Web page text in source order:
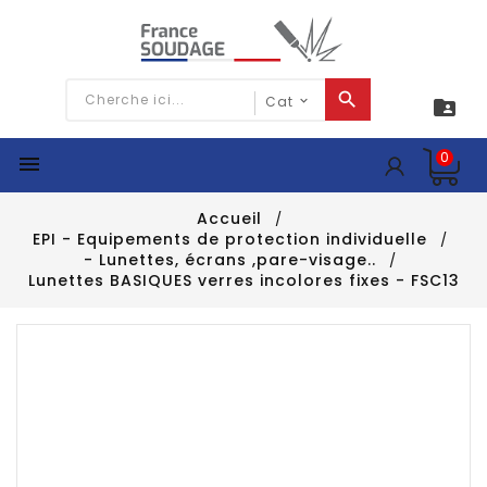

 0
Accueil
EPI - Equipements de protection individuelle
- Lunettes, écrans ,pare-visage..
Lunettes BASIQUES verres incolores fixes - FSC13